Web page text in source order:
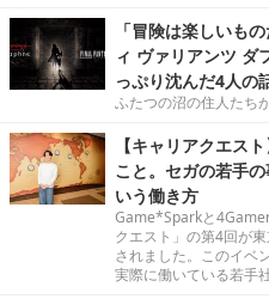
「冒険は楽しいも
ィ ヴァリアンツ ダ
っぷり沈んだ4人の
ふたつの沼の住人たち
【キャリアクエス
こと。セガの若手
いう働き方
Game*Sparkと
クエスト」の第4回が
されました。このイベ
実際に働いている若手